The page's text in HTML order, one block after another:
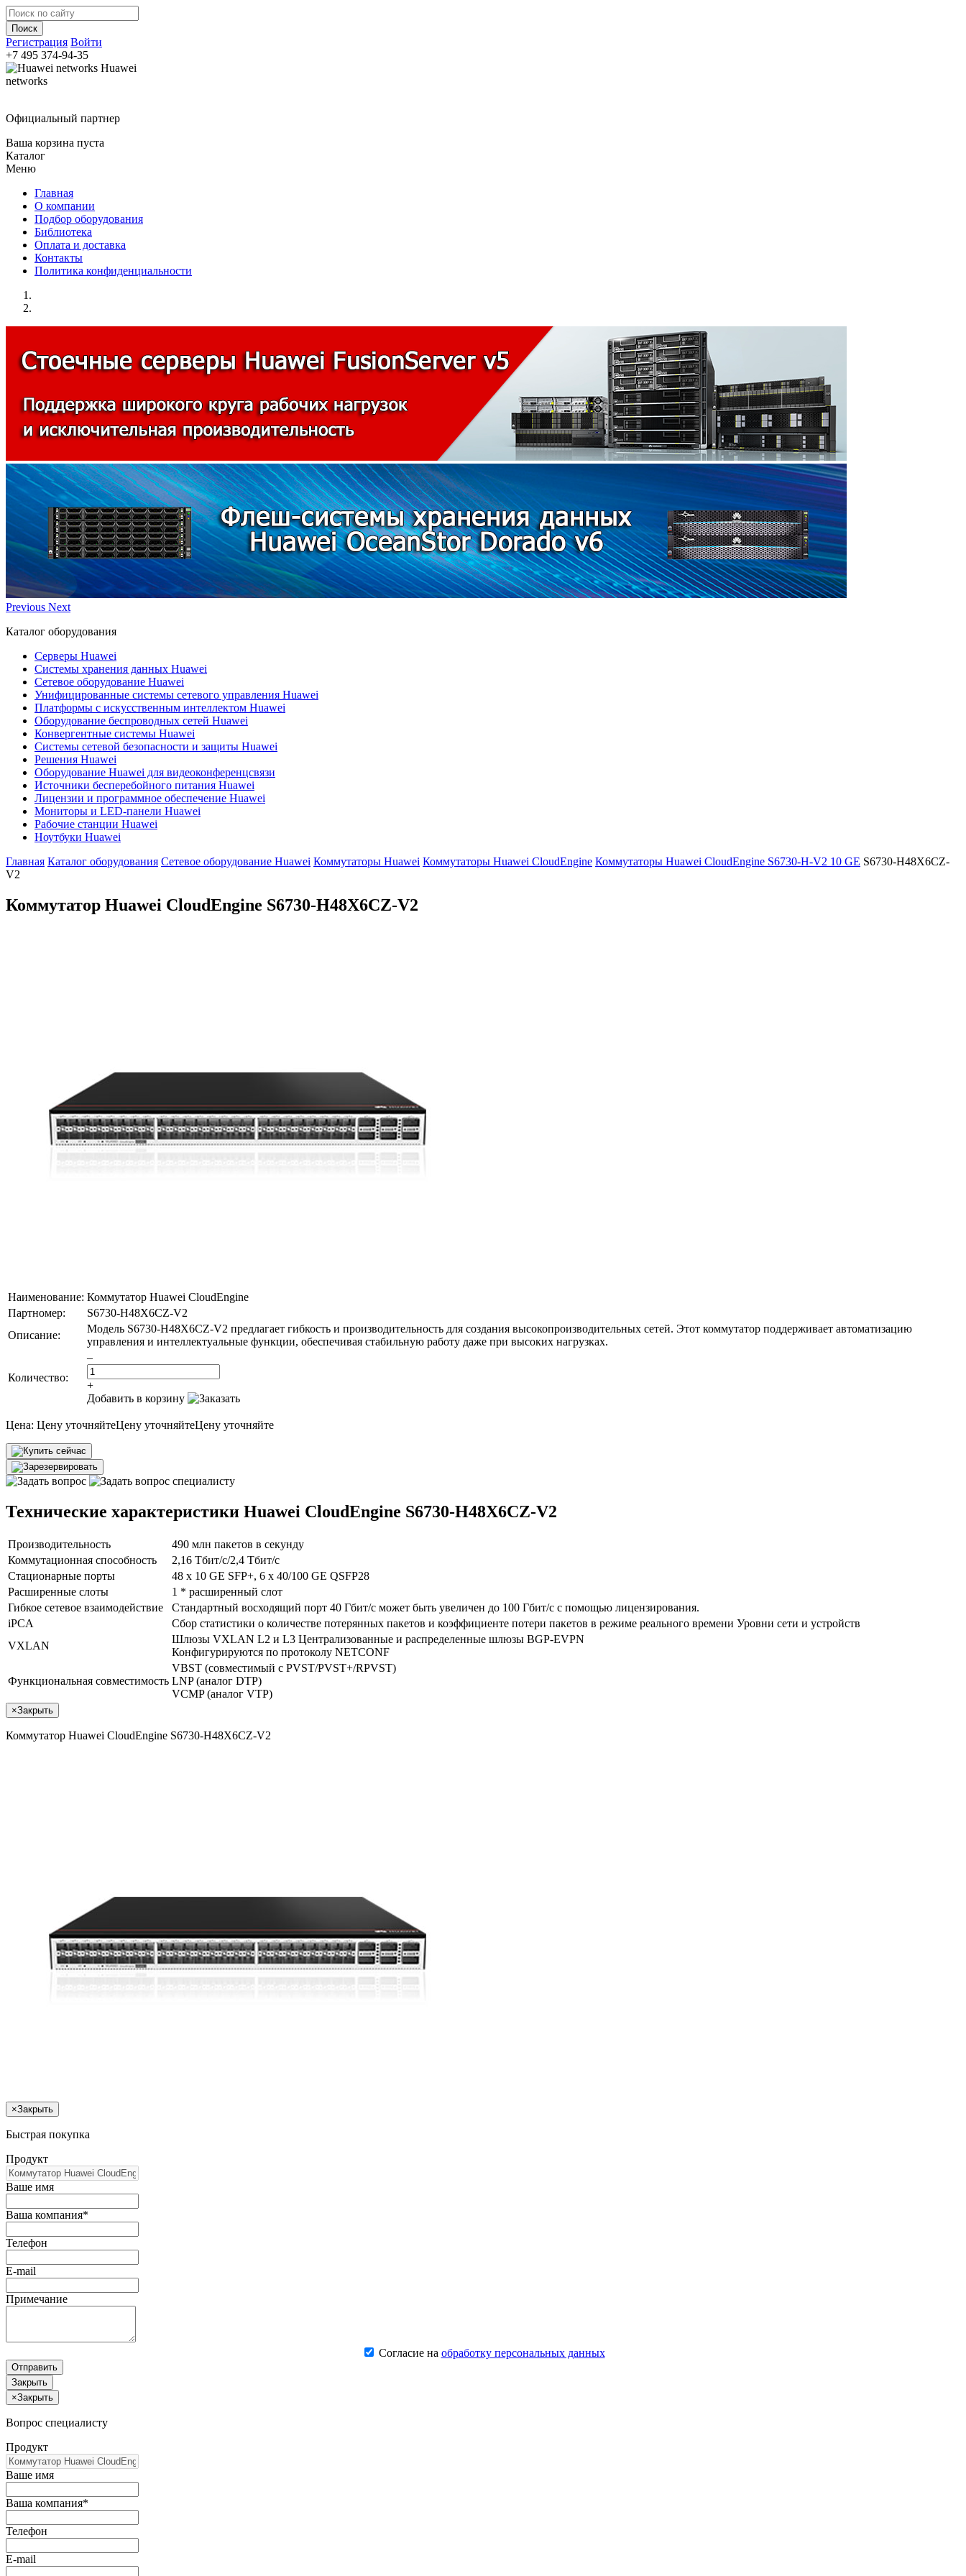
Регистрация Войти
+7 495 374-94-35
Huawei
networks
Официальный партнер
Ваша корзина пуста
Каталог
Меню
Главная
О компании
Подбор оборудования
Библиотека
Оплата и доставка
Контакты
Политика конфиденциальности
Previous Next
Каталог оборудования
Серверы Huawei
Системы хранения данных Huawei
Сетевое оборудование Huawei
Унифицированные системы сетевого управления Huawei
Платформы с искусственным интеллектом Huawei
Оборудование беспроводных сетей Huawei
Конвергентные системы Huawei
Системы сетевой безопасности и защиты Huawei
Решения Huawei
Оборудование Huawei для видеоконференцсвязи
Источники бесперебойного питания Huawei
Лицензии и программное обеспечение Huawei
Мониторы и LED-панели Huawei
Рабочие станции Huawei
Ноутбуки Huawei
Главная Каталог оборудования Сетевое оборудование Huawei Коммутаторы Huawei Коммутаторы Huawei CloudEngine Коммутаторы Huawei CloudEngine S6730-H-V2 10 GE S6730-H48X6CZ-
V2
Коммутатор Huawei CloudEngine S6730-H48X6CZ-V2
Наименование: Коммутатор Huawei CloudEngine
Партномер:
S6730-H48X6CZ-V2
Описание:
Модель S6730-H48X6CZ-V2 предлагает гибкость и производительность для создания высокопроизводительных сетей. Этот коммутатор поддерживает автоматизацию
управления и интеллектуальные функции, обеспечивая стабильную работу даже при высоких нагрузках.
Количество:
–
+
Добавить в корзину
Цена: Цену уточняйтеЦену уточняйтеЦену уточняйте
Технические характеристики Huawei CloudEngine S6730-H48X6CZ-V2
Производительность
490 млн пакетов в секунду
Коммутационная способность
2,16 Тбит/с/2,4 Тбит/с
Стационарные порты
48 x 10 GE SFP+, 6 x 40/100 GE QSFP28
Расширенные слоты
1 * расширенный слот
Гибкое сетевое взаимодействие
Стандартный восходящий порт 40 Гбит/с может быть увеличен до 100 Гбит/с с помощью лицензирования.
iPCA
Сбор статистики о количестве потерянных пакетов и коэффициенте потери пакетов в режиме реального времени Уровни сети и устройств
VXLAN
Шлюзы VXLAN L2 и L3 Централизованные и распределенные шлюзы BGP-EVPN
Конфигурируются по протоколу NETCONF
Функциональная совместимость
VBST (совместимый с PVST/PVST+/RPVST)
LNP (аналог DTP)
VCMP (аналог VTP)
×Закрыть
Коммутатор Huawei CloudEngine S6730-H48X6CZ-V2
×Закрыть
Быстрая покупка
Продукт
Ваше имя
Ваша компания*
Телефон
E-mail
Примечание
Согласие на обработку персональных данных
Отправить
Закрыть
×Закрыть
Вопрос специалисту
Продукт
Ваше имя
Ваша компания*
Телефон
E-mail